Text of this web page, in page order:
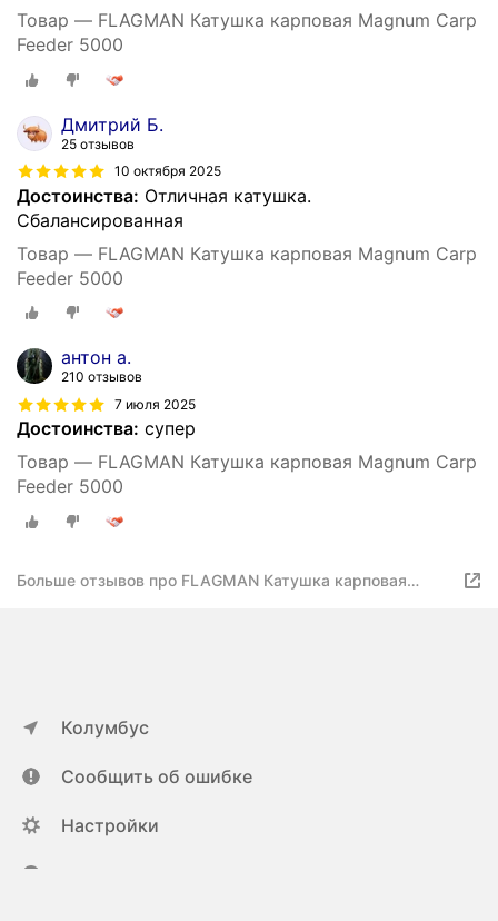
Товар — FLAGMAN Катушкa карповая Magnum Carp
Feeder 5000
Дмитрий Б.
25 отзывов
10 октября 2025
Достоинства: Отличная катушка.
Сбалансированная
Товар — FLAGMAN Катушкa карповая Magnum Carp
Feeder 5000
антон а.
210 отзывов
7 июля 2025
Достоинства: супер
Товар — FLAGMAN Катушкa карповая Magnum Carp
Feeder 5000
Больше отзывов про FLAGMAN Катушкa карповая
Колумбус
Сообщить об ошибке
Настройки